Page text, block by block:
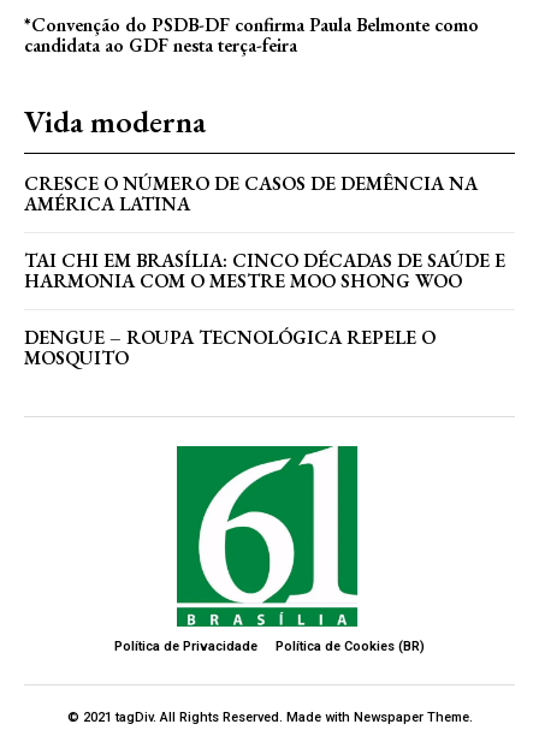
*Convenção do PSDB-DF confirma Paula Belmonte como
candidata ao GDF nesta terça-feira
Vida moderna
CRESCE O NÚMERO DE CASOS DE DEMÊNCIA NA
AMÉRICA LATINA
TAI CHI EM BRASÍLIA: CINCO DÉCADAS DE SAÚDE E
HARMONIA COM O MESTRE MOO SHONG WOO
DENGUE – ROUPA TECNOLÓGICA REPELE O
MOSQUITO
Política de Privacidade Política de Cookies (BR)
© 2021 tagDiv. All Rights Reserved. Made with Newspaper Theme.